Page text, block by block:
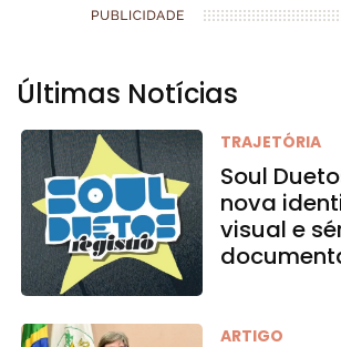
Últimas Notícias
TRAJETÓRIA
Soul
nova
visual e
ARTIGO